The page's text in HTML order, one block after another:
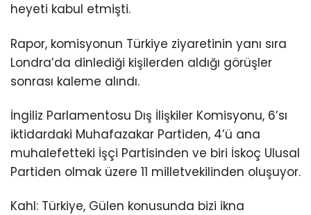
heyeti kabul etmişti.
Rapor, komisyonun Türkiye ziyaretinin yanı sıra
Londra’da dinlediği kişilerden aldığı görüşler
sonrası kaleme alındı.
İngiliz Parlamentosu Dış İlişkiler Komisyonu, 6’sı
iktidardaki Muhafazakar Partiden, 4’ü ana
muhalefetteki İşçi Partisinden ve biri İskoç Ulusal
Partiden olmak üzere 11 milletvekilinden oluşuyor.
Kahl: Türkiye, Gülen konusunda bizi ikna